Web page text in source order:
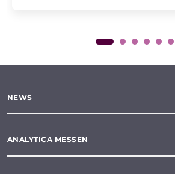
NEWS
ANALYTICA MESSEN